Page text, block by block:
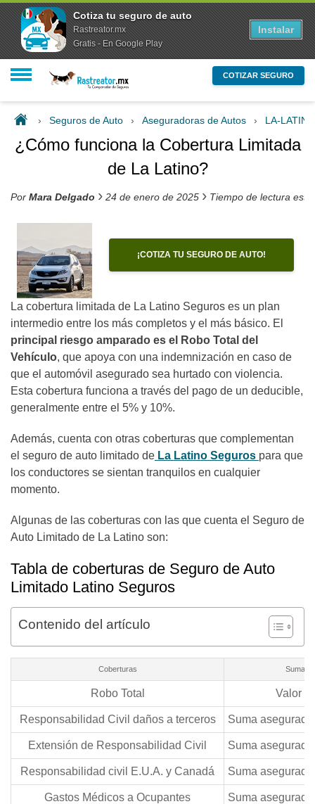
COTIZAR SEGURO
› Seguros de Auto › Aseguradoras de Autos › LA-
¿Cómo funciona la Cobertura Limitada
de La Latino?
Por Mara Delgado › 24 de enero de 2025 › Tiempo de lectura
¡COTIZA TU SEGURO DE AUTO!
La cobertura limitada de La Latino Seguros es un plan
intermedio entre los más completos y el más básico. El
principal riesgo amparado es el Robo Total del
Vehículo, que apoya con una indemnización en caso de
que el automóvil asegurado sea hurtado con violencia.
Esta cobertura funciona a través del pago de un deducible,
generalmente entre el 5% y 10%.
Además, cuenta con otras coberturas que complementan
el seguro de auto limitado de La Latino Seguros para que
los conductores se sientan tranquilos en cualquier
momento.
Algunas de las coberturas con las que cuenta el Seguro de
Auto Limitado de La Latino son:
Tabla de coberturas de Seguro de Auto
Limitado Latino Seguros
Contenido del artículo
Coberturas Suma
Robo Total Valor
Responsabilidad Civil daños a terceros Suma
Extensión de Responsabilidad Civil Suma
Responsabilidad civil E.U.A. y Canadá Suma
Gastos Médicos a Ocupantes Suma
Cotiza tu seguro de auto
Rastreator.mx
Gratis - En Google Play
Instalar